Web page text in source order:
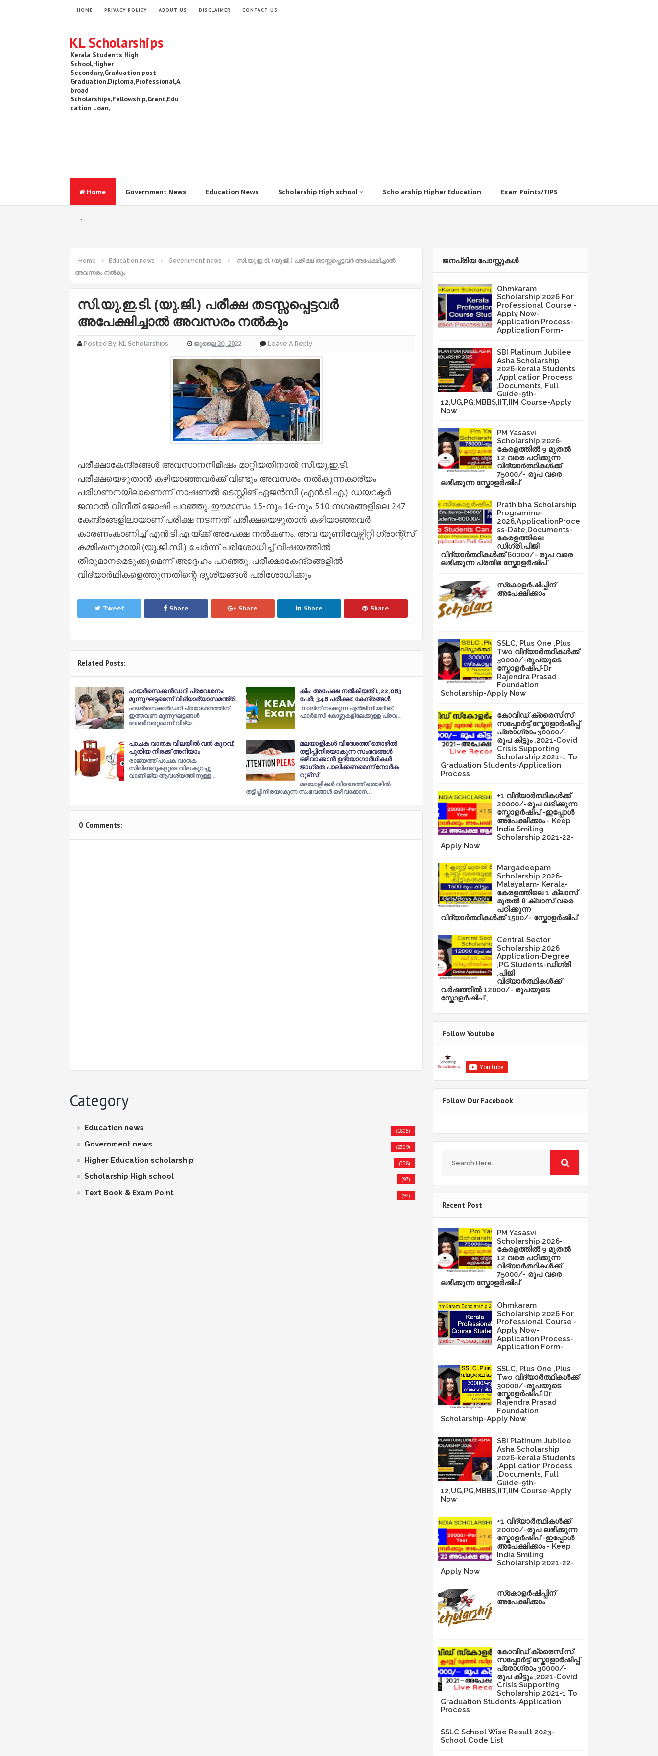
HOME PRIVACY POLICY ABOUT US DISCLAIMER CONTACT US
KL Scholarships
Kerala Students High
School,Higher
Secondary,Graduation,post
Graduation,Diploma,Professional,A
broad
Scholarships,Fellowship,Grant,Edu
cation Loan,
Home Government News Education News Scholarship High school Scholarship Higher Education Exam Points/TIPS
Home Education news Government news
സി.യു.ഇ.ടി. (യു.ജി.) പരീക്ഷ തടസ്സപ്പെട്ടവർ അപേക്ഷിച്ചാൽ
അവസരം നൽകും
സി.യു.ഇ.ടി. (യു.ജി.) പരീക്ഷ തടസ്സപ്പെട്ടവർ
അപേക്ഷിച്ചാൽ അവസരം നൽകും
Posted By: KL Scholarships ജൂലൈ 20, 2022 Leave A Reply
പരീക്ഷാകേന്ദ്രങ്ങൾ അവസാനനിമിഷം മാറ്റിയതിനാൽ സി.യു.ഇ.ടി.
പരീക്ഷയെഴുതാൻ കഴിയാഞ്ഞവർക്ക് വീണ്ടും അവസരം നൽകുന്നകാര്യം
പരിഗണനയിലാണെന്ന് നാഷണൽ ടെസ്റ്റിങ് ഏജൻസി (എൻ.ടി.എ.) ഡയറക്ടർ
ജനറൽ വിനീത് ജോഷി പറഞ്ഞു. ഈമാസം 15-നും 16-നും 510 നഗരങ്ങളിലെ 247
കേന്ദ്രങ്ങളിലായാണ് പരീക്ഷ നടന്നത്. പരീക്ഷയെഴുതാൻ കഴിയാഞ്ഞവർ
കാരണംകാണിച്ച് എൻ.ടി.എ.യ്ക്ക് അപേക്ഷ നൽകണം. അവ യൂണിവേഴ്സിറ്റി ഗ്രാന്റ്സ്
കമ്മിഷനുമായി (യു.ജി.സി.) ചേർന്ന് പരിശോധിച്ച് വിഷയത്തിൽ
തീരുമാനമെടുക്കുമെന്ന് അദ്ദേഹം പറഞ്ഞു. പരീക്ഷാകേന്ദ്രങ്ങളിൽ
വിദ്യാർഥികളെത്തുന്നതിന്റെ ദൃശ്യങ്ങൾ പരിശോധിക്കും
Tweet Share Share Share Share
Related Posts:
ഹയർസെക്കൻഡറി പ്രവേശനം:
മൂന്നുഘട്ടമെന്ന് വിദ്യാഭ്യാസമന്ത്രി
ഹയർസെക്കൻഡറി പ്രവേശനത്തിന്
ഇത്തവണ മൂന്നുഘട്ടങ്ങൾ
വേണ്ടിവരുമെന്ന് വിദ്യ…
കീം: അപേക്ഷ നല്‍കിയത് 1,22,083
പേര്‍; 346 പരീക്ഷാ കേന്ദ്രങ്ങള്‍
നാലിന് നടക്കുന്ന എന്‍ജിനിയറിങ്,
ഫാര്‍മസി കോഴ്സുകളിലേക്കുള്ള പ്രവ…
പാചക വാതക വിലയില്‍ വന്‍ കുറവ്;
പുതിയ നിരക്ക് അറിയാം
രാജ്യത്ത് പാചക വാതക
സിലിണ്ടറുകളുടെ വില കുറച്ചു.
വാണിജ്യ ആവശ്യത്തിനുള്ള…
മലയാളികള്‍ വിദേശത്ത് തൊഴില്‍
തട്ടിപ്പിനിരയാകുന്ന സംഭവങ്ങള്‍
ഒഴിവാക്കാന്‍ ഉദ്യോഗാര്‍ഥികള്‍
ജാഗ്രത പാലിക്കണമെന്ന് നോര്‍ക
റൂട്സ്
മലയാളികള്‍ വിദേശത്ത് തൊഴില്‍
തട്ടിപ്പിനിരയാകുന്ന സംഭവങ്ങള്‍ ഒഴിവാക്കാന…
0 Comments:
Category
Education news (1805)
Government news (2309)
Higher Education scholarship (338)
Scholarship High school (97)
Text Book & Exam Point (92)
ജനപ്രിയ പോസ്റ്റുകള്‍‌
Ohmkaram
Scholarship 2026 For
Professional Course -
Apply Now-
Application Process-
Application Form-
SBI Platinum Jubilee
Asha Scholarship
2026-kerala Students
,Application Process
,Documents, Full
Guide-9th-
12,UG,PG,MBBS,IIT,IIM Course-Apply
Now
PM Yasasvi
Scholarship 2026-
കേരളത്തിൽ 9 മുതൽ
12 വരെ പഠിക്കുന്ന
വിദ്യാർത്ഥികൾക്ക്
75000/- രൂപ വരെ
ലഭിക്കുന്ന സ്കോളർഷിപ്
Prathibha Scholarship
Programme-
2026,ApplicationProce
ss-Date,Documents-
കേരളത്തിലെ
ഡിഗ്രി,പിജി
വിദ്യാർത്ഥികൾക്ക് 60000/- രൂപ വരെ
ലഭിക്കുന്ന പ്രതിഭ സ്കോളർഷിപ്
സ്‌കോളർഷിപ്പിന്
അപേക്ഷിക്കാം
SSLC, Plus One ,Plus
Two വിദ്യാർത്ഥികൾക്ക്
30000/-രൂപയുടെ
സ്കോളർഷിപ്-Dr
Rajendra Prasad
Foundation
Scholarship-Apply Now
കോവിഡ് ക്രൈസിസ്
സപ്പോർട്ട് സ്കോളാർഷിപ്പ്
പ്രോഗ്രാം 30000/-
രൂപ കിട്ടും ,2021-Covid
Crisis Supporting
Scholarship 2021-1 To
Graduation Students-Application
Process
+1 വിദ്യാർത്ഥികൾക്ക്
20000/-രൂപ ലഭിക്കുന്ന
സ്കോളർഷിപ് -ഇപ്പോൾ
അപേക്ഷിക്കാം - Keep
India Smiling
Scholarship 2021-22-
Apply Now
Margadeepam
Scholarship 2026-
Malayalam- Kerala-
കേരളത്തിലെ 1 ക്ലാസ്
മുതൽ 8 ക്ലാസ് വരെ
പഠിക്കുന്ന
വിദ്യാർത്ഥികൾക്ക് 1500/- സ്കോളർഷിപ്
Central Sector
Scholarship 2026
Application-Degree
,PG Students-ഡിഗ്രി
,പിജി
വിദ്യാർത്ഥികൾക്ക്
വർഷത്തിൽ 12000/- രൂപയുടെ
സ്കോളർഷിപ് ,
Follow Youtube
Follow Our Facebook
Recent Post
PM Yasasvi
Scholarship 2026-
കേരളത്തിൽ 9 മുതൽ
12 വരെ പഠിക്കുന്ന
വിദ്യാർത്ഥികൾക്ക്
75000/- രൂപ വരെ
ലഭിക്കുന്ന സ്കോളർഷിപ്
Ohmkaram
Scholarship 2026 For
Professional Course -
Apply Now-
Application Process-
Application Form-
SSLC, Plus One ,Plus
Two വിദ്യാർത്ഥികൾക്ക്
30000/-രൂപയുടെ
സ്കോളർഷിപ്-Dr
Rajendra Prasad
Foundation
Scholarship-Apply Now
SBI Platinum Jubilee
Asha Scholarship
2026-kerala Students
,Application Process
,Documents, Full
Guide-9th-
12,UG,PG,MBBS,IIT,IIM Course-Apply
Now
+1 വിദ്യാർത്ഥികൾക്ക്
20000/-രൂപ ലഭിക്കുന്ന
സ്കോളർഷിപ് -ഇപ്പോൾ
അപേക്ഷിക്കാം - Keep
India Smiling
Scholarship 2021-22-
Apply Now
സ്‌കോളർഷിപ്പിന്
അപേക്ഷിക്കാം
കോവിഡ് ക്രൈസിസ്
സപ്പോർട്ട് സ്കോളാർഷിപ്പ്
പ്രോഗ്രാം 30000/-
രൂപ കിട്ടും ,2021-Covid
Crisis Supporting
Scholarship 2021-1 To
Graduation Students-Application
Process
SSLC School Wise Result 2023-
School Code List